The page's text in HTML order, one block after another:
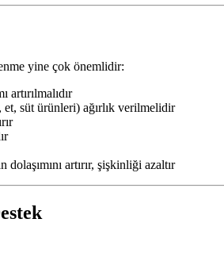
yine çok önemlidir:
artırılmalıdır
süt ürünleri) ağırlık verilmelidir
artırır, şişkinliği azaltır